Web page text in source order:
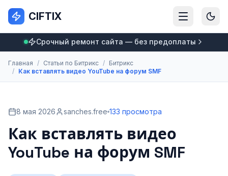
CIFTIX
Срочный ремонт сайта — без предоплаты
Главная / Статьи по Битрикс / Битрикс
/ Как вставлять видео YouTube на форум SMF
8 мая 2026 sanches.free 133 просмотра
Как вставлять видео
YouTube на форум SMF